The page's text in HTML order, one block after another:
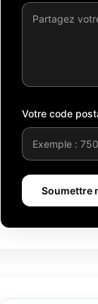
Votre code
Soumettre